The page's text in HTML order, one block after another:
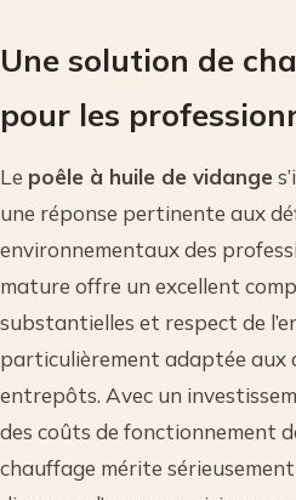
Une solution de
pour les
Le poêle à huile de vidange
une réponse pertinente aux
environnementaux des
mature offre un excellent
substantielles et respect de
particulièrement adaptée aux
entrepôts. Avec un
des coûts de fonctionnement
chauffage mérite